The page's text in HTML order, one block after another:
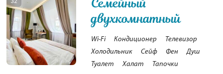
двухкомнатный
Wi-Fi Кондиционер
Телевизор
Холодильник
Сейф Фен
Душ
Туалет
Халат Тапочки